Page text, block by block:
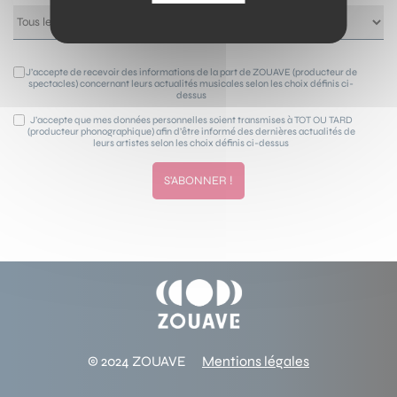
J’accepte de recevoir des informations de la part de ZOUAVE (producteur de
spectacles) concernant leurs actualités musicales selon les choix définis ci-
dessus
J’accepte que mes données personnelles soient transmises à TOT OU TARD
(producteur phonographique) afin d’être informé des dernières actualités de
leurs artistes selon les choix définis ci-dessus
© 2024 ZOUAVE Mentions légales